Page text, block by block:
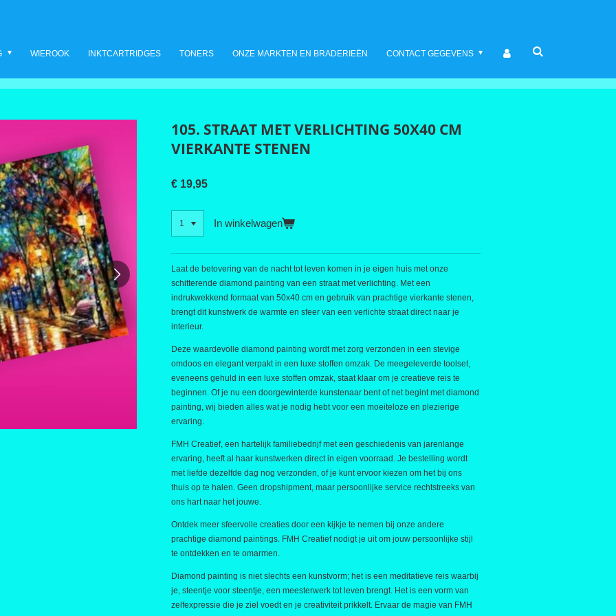
WIEROOK INKTCARTRIDGES TONERS ONZE MARKTEN EN BRADERIEËN CONTACT GEGEVENS
105. STRAAT MET VERLICHTING 50X40 CM
VIERKANTE STENEN
€ 19,95
In winkelwagen
Laat de betovering van de nacht tot leven komen in je eigen huis met onze
schitterende diamond painting van een straat met verlichting. Met een
indrukwekkend formaat van 50x40 cm en gebruik van prachtige vierkante stenen,
brengt dit kunstwerk de warmte en sfeer van een verlichte straat direct naar je
interieur.
Deze waardevolle diamond painting wordt met zorg verzonden in een stevige
omdoos en elegant verpakt in een luxe stoffen omzak. De meegeleverde toolset,
eveneens gehuld in een luxe stoffen omzak, staat klaar om je creatieve reis te
beginnen. Of je nu een doorgewinterde kunstenaar bent of net begint met diamond
painting, wij bieden alles wat je nodig hebt voor een moeiteloze en plezierige
ervaring.
FMH Creatief, een hartelijk familiebedrijf met een geschiedenis van jarenlange
ervaring, heeft al haar kunstwerken direct in eigen voorraad. Je bestelling wordt
met liefde dezelfde dag nog verzonden, of je kunt ervoor kiezen om het bij ons
thuis op te halen. Geen dropshipment, maar persoonlijke service rechtstreeks van
ons hart naar het jouwe.
Ontdek meer sfeervolle creaties door een kijkje te nemen bij onze andere
prachtige diamond paintings. FMH Creatief nodigt je uit om jouw persoonlijke stijl
te ontdekken en te omarmen.
Diamond painting is niet slechts een kunstvorm; het is een meditatieve reis waarbij
je, steentje voor steentje, een meesterwerk tot leven brengt. Het is een vorm van
zelfexpressie die je ziel voedt en je creativiteit prikkelt. Ervaar de magie van FMH